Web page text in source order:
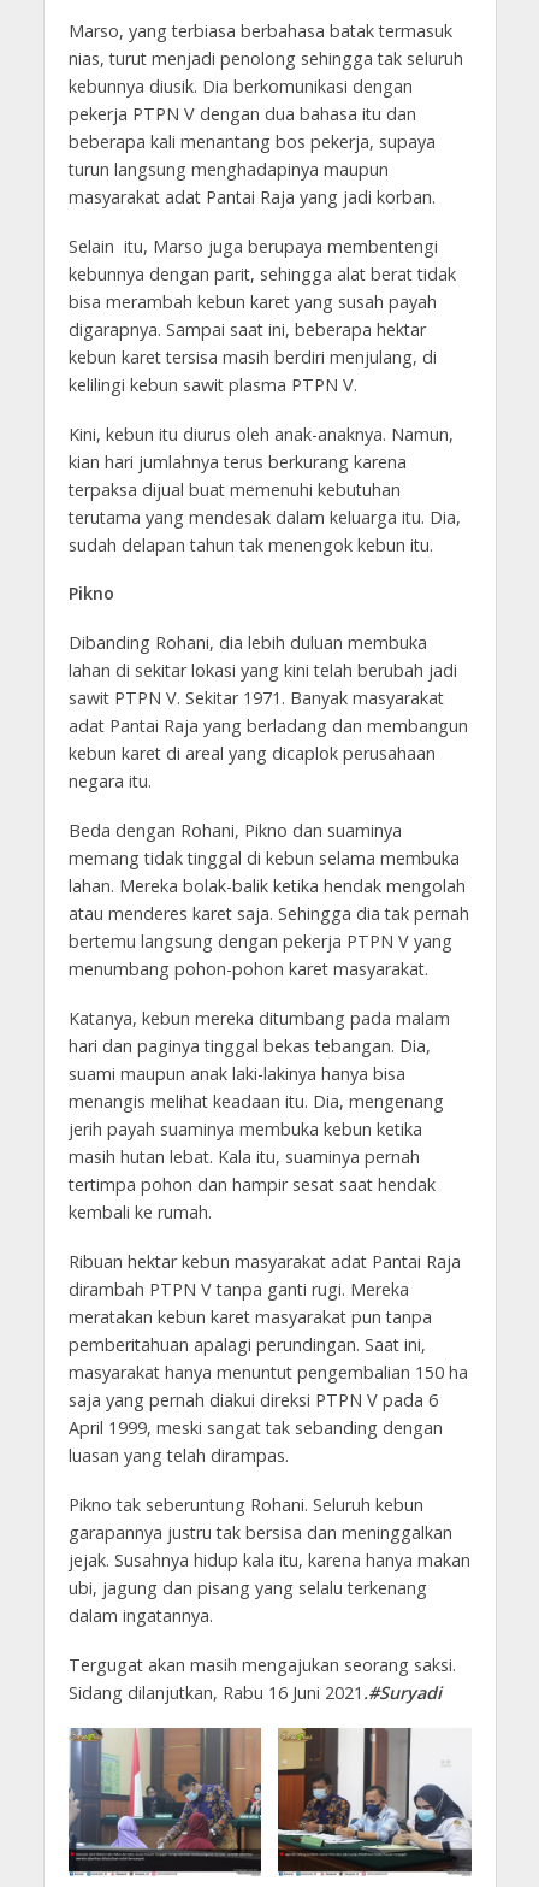
Marso, yang terbiasa berbahasa batak termasuk
nias, turut menjadi penolong sehingga tak seluruh
kebunnya diusik. Dia berkomunikasi dengan
pekerja PTPN V dengan dua bahasa itu dan
beberapa kali menantang bos pekerja, supaya
turun langsung menghadapinya maupun
masyarakat adat Pantai Raja yang jadi korban.
Selain itu, Marso juga berupaya membentengi
kebunnya dengan parit, sehingga alat berat tidak
bisa merambah kebun karet yang susah payah
digarapnya. Sampai saat ini, beberapa hektar
kebun karet tersisa masih berdiri menjulang, di
kelilingi kebun sawit plasma PTPN V.
Kini, kebun itu diurus oleh anak-anaknya. Namun,
kian hari jumlahnya terus berkurang karena
terpaksa dijual buat memenuhi kebutuhan
terutama yang mendesak dalam keluarga itu. Dia,
sudah delapan tahun tak menengok kebun itu.
Pikno
Dibanding Rohani, dia lebih duluan membuka
lahan di sekitar lokasi yang kini telah berubah jadi
sawit PTPN V. Sekitar 1971. Banyak masyarakat
adat Pantai Raja yang berladang dan membangun
kebun karet di areal yang dicaplok perusahaan
negara itu.
Beda dengan Rohani, Pikno dan suaminya
memang tidak tinggal di kebun selama membuka
lahan. Mereka bolak-balik ketika hendak mengolah
atau menderes karet saja. Sehingga dia tak pernah
bertemu langsung dengan pekerja PTPN V yang
menumbang pohon-pohon karet masyarakat.
Katanya, kebun mereka ditumbang pada malam
hari dan paginya tinggal bekas tebangan. Dia,
suami maupun anak laki-lakinya hanya bisa
menangis melihat keadaan itu. Dia, mengenang
jerih payah suaminya membuka kebun ketika
masih hutan lebat. Kala itu, suaminya pernah
tertimpa pohon dan hampir sesat saat hendak
kembali ke rumah.
Ribuan hektar kebun masyarakat adat Pantai Raja
dirambah PTPN V tanpa ganti rugi. Mereka
meratakan kebun karet masyarakat pun tanpa
pemberitahuan apalagi perundingan. Saat ini,
masyarakat hanya menuntut pengembalian 150 ha
saja yang pernah diakui direksi PTPN V pada 6
April 1999, meski sangat tak sebanding dengan
luasan yang telah dirampas.
Pikno tak seberuntung Rohani. Seluruh kebun
garapannya justru tak bersisa dan meninggalkan
jejak. Susahnya hidup kala itu, karena hanya makan
ubi, jagung dan pisang yang selalu terkenang
dalam ingatannya.
Tergugat akan masih mengajukan seorang saksi.
Sidang dilanjutkan, Rabu 16 Juni 2021 .#Suryadi